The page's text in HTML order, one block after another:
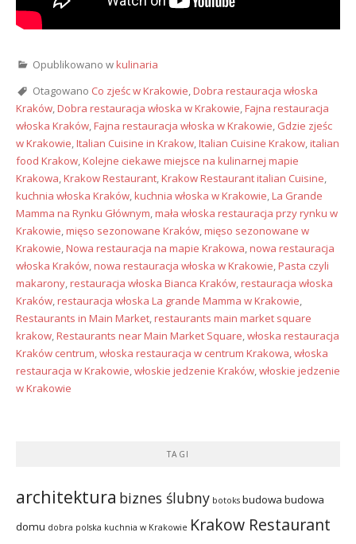
Opublikowano wkulinaria
Otagowano Co zjeśc w Krakowie,Dobra restauracja włoska
Kraków,Dobra restauracja włoska w Krakowie,Fajna restauracja
włoska Kraków,Fajna restauracja włoska w Krakowie, Gdzie zjeśc
w Krakowie,Italian Cuisine in Krakow,Italian Cuisine Krakow,italian
food Krakow,Kolejne ciekawe miejsce na kulinarnej mapie
Krakowa,Krakow Restaurant,Krakow Restaurant italian Cuisine,
kuchnia włoska Kraków,kuchnia włoska w Krakowie,La Grande
Mamma na Rynku Głównym,mała włoska restauracja przy rynku w
Krakowie,mięso sezonowane Kraków,mięso sezonowane w
Krakowie,Nowa restauracja na mapie Krakowa,nowa restauracja
włoska Kraków,nowa restauracja włoska w Krakowie,Pasta czyli
makarony,restauracja włoska Bianca Kraków,restauracja włoska
Kraków,restauracja włoska La grande Mamma w Krakowie,
Restaurants in Main Market,restaurants main market square
krakow,Restaurants near Main Market Square,włoska restauracja
Kraków centrum,włoska restauracja w centrum Krakowa,włoska
restauracja w Krakowie,włoskie jedzenie Kraków,włoskie jedzenie
w Krakowie
TAGI
architektura biznes ślubny botoks budowa budowa
domu dobra polska kuchnia w Krakowie Krakow Restaurant